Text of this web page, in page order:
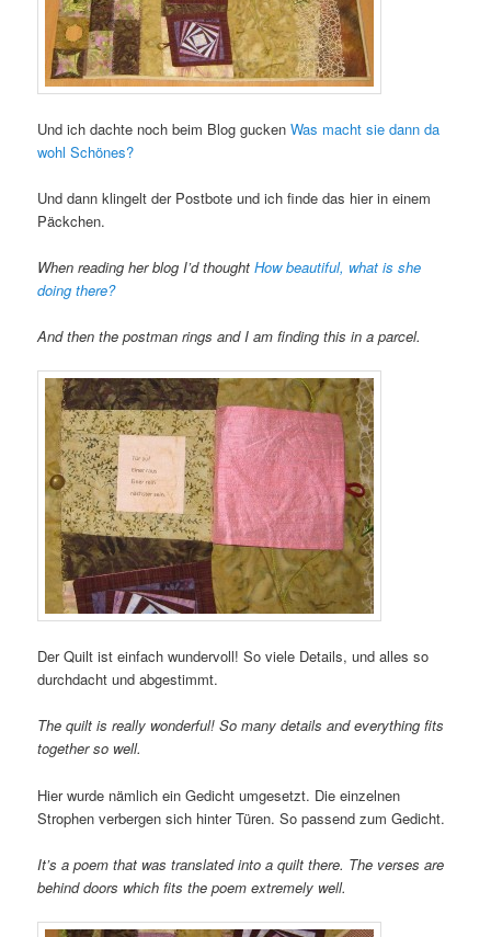
Und ich dachte noch beim Blog guckenWas macht sie dann da
wohl Schönes?
Und dann klingelt der Postbote und ich finde das hier in einem
Päckchen.
When reading her blog I’d thoughtHow beautiful, what is she
doing there?
And then the postman rings and I am finding this in a parcel.
Der Quilt ist einfach wundervoll! So viele Details, und alles so
durchdacht und abgestimmt.
The quilt is really wonderful! So many details and everything fits
together so well.
Hier wurde nämlich ein Gedicht umgesetzt. Die einzelnen
Strophen verbergen sich hinter Türen. So passend zum Gedicht.
It’s a poem that was translated into a quilt there. The verses are
behind doors which fits the poem extremely well.